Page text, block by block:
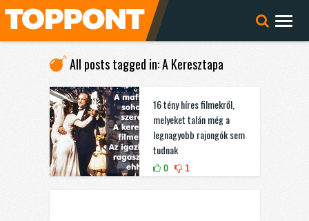
All posts tagged in: A Keresztapa
16 tény híres filmekről,
melyeket talán még a
legnagyobb rajongók sem
tudnak
0 1